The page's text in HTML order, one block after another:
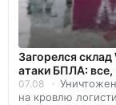
Загорелся
атаки БПЛА: все,
07.08
на кровлю